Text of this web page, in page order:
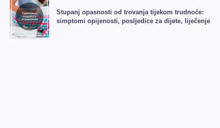
Stupanj opasnosti od trovanja tijekom trudnoće:
simptomi opijenosti, posljedice za dijete, liječenje